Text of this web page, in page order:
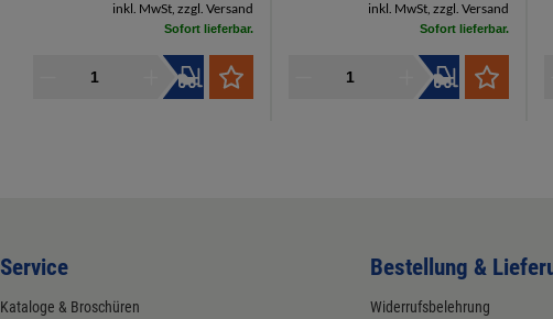
inkl. MwSt, zzgl. Versand
Sofort lieferbar.
inkl. MwSt, zzgl. Versand
Sofort lieferbar.
Service
Kataloge & Broschüren
Bestellung &
Widerrufsbelehrung